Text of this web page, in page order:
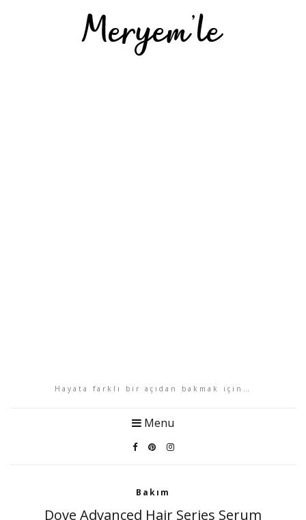
Hayata farklı bir açıdan bakmak için…
Menu
Bakım
Dove Advanced Hair Series Serum